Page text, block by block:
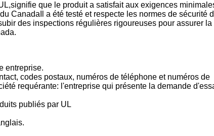
que le produit a satisfait aux exigences
CanadaIl a été testé et respecte les normes de sécurité
des inspections régulières rigoureuses pour assurer la
entreprise.
codes postaux, numéros de téléphone et numéros de
requérante: l'entreprise qui présente la demande
publiés par UL